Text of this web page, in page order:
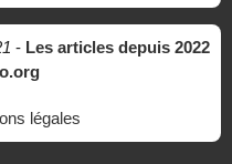
- Les articles depuis 2022
légales